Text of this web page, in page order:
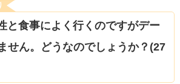
よって、お互いがお互いを疑う関係
いと思いませんか。あなたの気持ち
すが、疑ってそわそわするよりも余
彼女も落ち着き、居心地が良いと感
と食事によく行くのですがデー
せん。どうなのでしょうか？(27